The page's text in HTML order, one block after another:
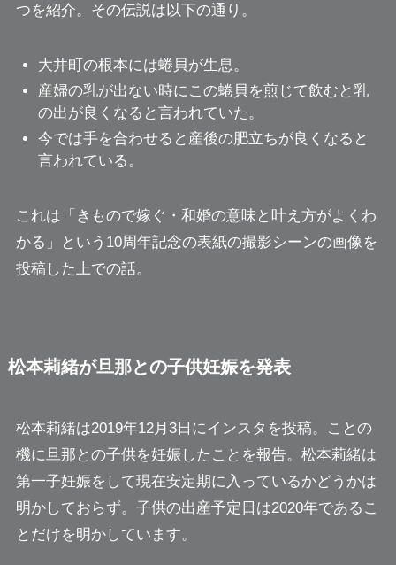
つを紹介。その伝説は以下の通り。
大井町の根本には蜷貝が生息。
産婦の乳が出ない時にこの蜷貝を煎じて飲むと乳
の出が良くなると言われていた。
今では手を合わせると産後の肥立ちが良くなると
言われている。
これは「きもので嫁ぐ・和婚の意味と叶え方がよくわ
かる」という10周年記念の表紙の撮影シーンの画像を
投稿した上での話。
松本莉緒が旦那との子供妊娠を発表
松本莉緒は2019年12月3日にインスタを投稿。ことの
機に旦那との子供を妊娠したことを報告。松本莉緒は
第一子妊娠をして現在安定期に入っているかどうかは
明かしておらず。子供の出産予定日は2020年であるこ
とだけを明かしています。